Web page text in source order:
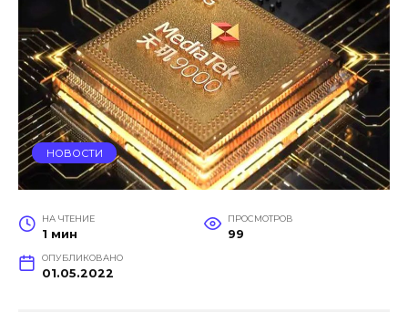
НОВОСТИ
НА ЧТЕНИЕ
1 мин
ПРОСМОТРОВ
99
ОПУБЛИКОВАНО
01.05.2022